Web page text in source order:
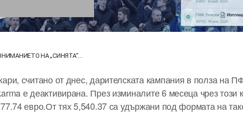
НА „СИНЯТА“...
считано от днес, дарителската кампания в полза на
е деактивирана. През изминалите 6 месеца чрез този
евро.От тях 5,540.37 са удържани под формата на